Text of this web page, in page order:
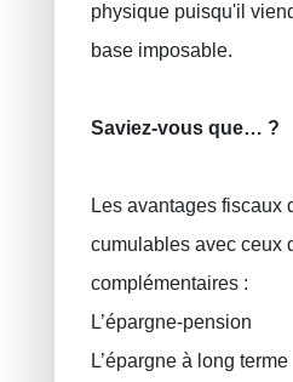
physique puisqu'il
base imposable.
Saviez-vous que… ?
Les avantages fiscaux
cumulables avec ceux
complémentaires :
L’épargne-pension
L’épargne à long terme